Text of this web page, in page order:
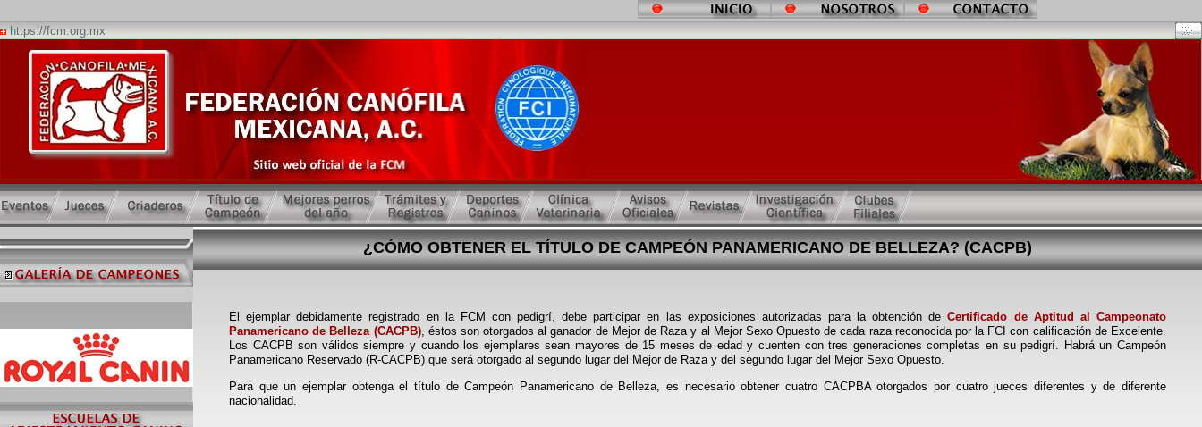
https://fcm.org.mx
¿CÓMO OBTENER EL TÍTULO DE CAMPEÓN PANAMERICANO DE BELLEZA? (CACPB)
El ejemplar debidamente registrado en la FCM con pedigrí, debe participar en las exposiciones autorizadas para la obtención deCertificado de Aptitud al Campeonato
Panamericano de Belleza (CACPB), éstos son otorgados al ganador de Mejor de Raza y al Mejor Sexo Opuesto de cada raza reconocida por la FCI con calificación de Excelente.
Los CACPB son válidos siempre y cuando los ejemplares sean mayores de 15 meses de edad y cuenten con tres generaciones completas en su pedigrí. Habrá un Campeón
Panamericano Reservado (R-CACPB) que será otorgado al segundo lugar del Mejor de Raza y del segundo lugar del Mejor Sexo Opuesto.
Para que un ejemplar obtenga el título de Campeón Panamericano de Belleza, es necesario obtener cuatro CACPBA otorgados por cuatro jueces diferentes y de diferente
nacionalidad.